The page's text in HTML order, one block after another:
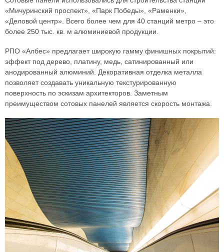
«Мичуринский проспект», «Парк Победы», «Раменки»,
«Деловой центр». Всего более чем для 40 станций метро – это
более 250 тыс. кв. м алюминиевой продукции.
РПО «Албес» предлагает широкую гамму финишных покрытий:
эффект под дерево, платину, медь, сатинированный или
анодированный алюминий. Декоративная отделка металла
позволяет создавать уникальную текстурированную
поверхность по эскизам архитекторов. Заметным
преимуществом сотовых панелей является скорость монтажа.